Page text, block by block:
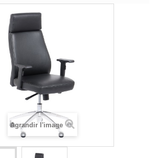
Agrandir l'image